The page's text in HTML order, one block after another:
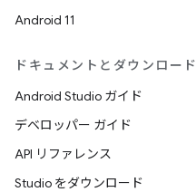
Android 11
ドキュメントとダウンロード
Android Studio ガイド
デベロッパー ガイド
API リファレンス
Studio をダウンロード